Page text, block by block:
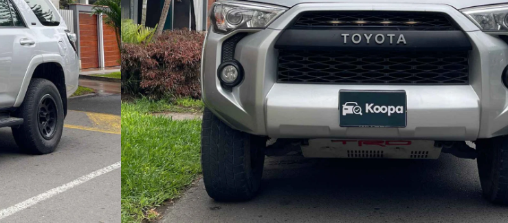
122,800 kms
2018 fabricacion
2018 modelo
Código de auto : 3138